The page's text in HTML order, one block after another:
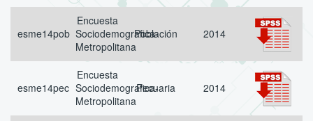
esme14pob
Encuesta
Sociodemografica-
Metropolitana
Población 2014
esme14pec
Encuesta
Sociodemografica-
Metropolitana
Pecuaria 2014